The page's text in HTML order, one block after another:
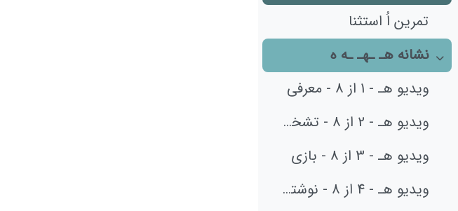
تمرین اُ استثنا
جمع‌کردن
نشانه هـ ـهـ ـه ه
ویدیو هـ - 1 از 8 - معرفی
ویدیو هـ - 2 از 8 - تشخیص نوشتن هـ در جای مناسب
ویدیو هـ - 3 از 8 - بازی
ویدیو هـ - 4 از 8 - نوشتن (1)